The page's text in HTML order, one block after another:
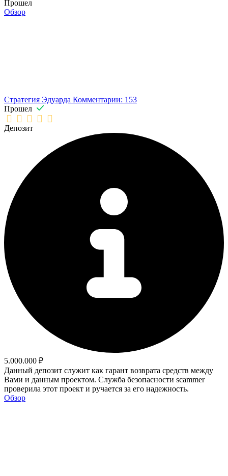
Прошел
Обзор
Стратегия Эдуарда Комментарии: 153
Прошел
Депозит
5.000.000 ₽
Данный депозит служит как гарант возврата средств между
Вами и данным проектом. Служба безопасности scammer
проверила этот проект и ручается за его надежность.
Обзор